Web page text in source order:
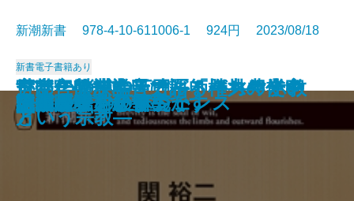
日本一の農業県はどこか―農業の
通信簿―
完全版 創価学会
令和の山口組
ニッポンの闇
世帯年収1000万円―「勝ち組」家
庭の残酷な真実―
大常識
引きこもりの7割は自立できる
過剰反応な人たち
新版 メディアとテロリズム
がんの消滅―天才医師が挑む光免
疫療法―
新潮新書 978-4-10-611006-1 924円 2023/08/18
新書電子書籍あり
スサノヲの正体
学習院女子と皇室
交通崩壊
国難のインテリジェンス
官邸官僚が本音で語る権力の使い
方
NHK受信料の研究
正義の味方が苦手です
誰が農業を殺すのか
流山がすごい
デマ・陰謀論・カルト―スマホ教
という宗教―